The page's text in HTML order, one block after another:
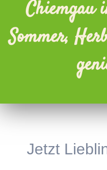
Chiemgau
Sommer,
Jetzt